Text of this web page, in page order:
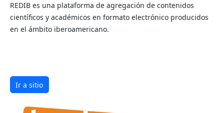
REDIB es una plataforma de agregación de contenidos
científicos y académicos en formato electrónico producidos
en el ámbito iberoamericano.
Ir a sitio